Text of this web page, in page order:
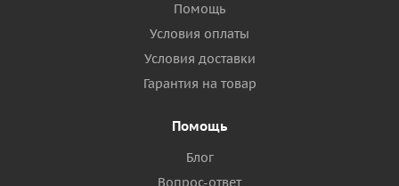
Помощь
Условия оплаты
Условия доставки
Гарантия на товар
Помощь
Блог
Вопрос-ответ